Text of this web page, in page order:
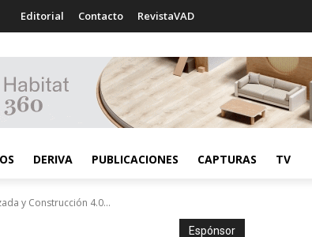
Editorial Contacto RevistaVAD
DERIVA PUBLICACIONES CAPTURAS TV
y Construcción 4.0...
Espónsor